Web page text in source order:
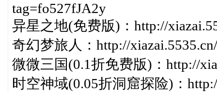
tag=fo527fJA2y
异星之地(免费版)：http://
奇幻梦旅人：http://
微微三国(0.1折免费版)：http://
时空神域(0.05折洞窟探险)：